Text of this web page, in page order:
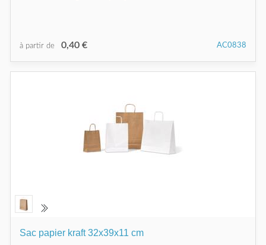
à partir de 0,40 € AC0838
Sac papier kraft 32x39x11 cm